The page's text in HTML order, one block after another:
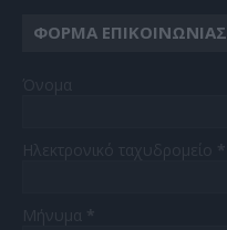
ΦΌΡΜΑ ΕΠΙΚΟΙΝΩΝΊΑΣ